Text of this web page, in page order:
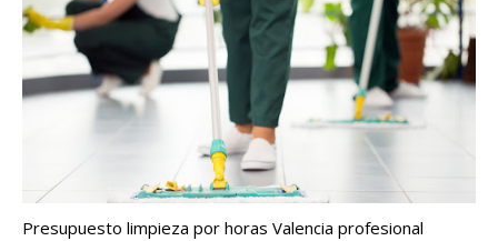
Presupuesto limpieza por horas Valencia profesional